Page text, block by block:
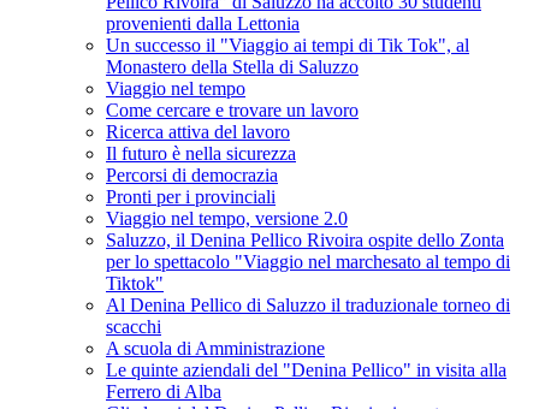
provenienti dalla Lettonia
Un successo il "Viaggio ai tempi di Tik Tok", al
Monastero della Stella di Saluzzo
Viaggio nel tempo
Come cercare e trovare un lavoro
Ricerca attiva del lavoro
Il futuro è nella sicurezza
Percorsi di democrazia
Pronti per i provinciali
Viaggio nel tempo, versione 2.0
Saluzzo, il Denina Pellico Rivoira ospite dello Zonta
per lo spettacolo "Viaggio nel marchesato al tempo di
Tiktok"
Al Denina Pellico di Saluzzo il traduzionale torneo di
scacchi
A scuola di Amministrazione
Le quinte aziendali del "Denina Pellico" in visita alla
Ferrero di Alba